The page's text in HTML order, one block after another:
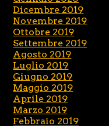
Dicembre 2019
Novembre 2019
Ottobre 2019
Settembre 2019
Agosto 2019
Luglio 2019
Giugno 2019
Maggio 2019
Aprile 2019
Marzo 2019
Febbraio 2019